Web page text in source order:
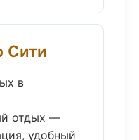
Сити
в
отдых —
удобный